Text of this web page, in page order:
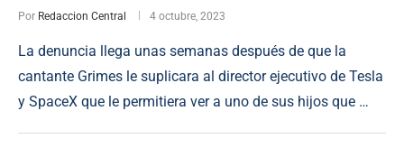
Por Redaccion Central 4 octubre, 2023
La denuncia llega unas semanas después de que la
cantante Grimes le suplicara al director ejecutivo de Tesla
y SpaceX que le permitiera ver a uno de sus hijos que …